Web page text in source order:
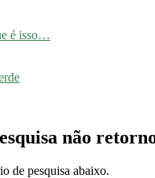
é isso…
não
de pesquisa abaixo.